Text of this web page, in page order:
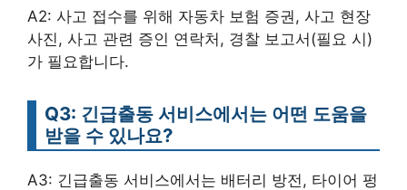
A2: 사고 접수를 위해 자동차 보험 증권, 사고 현장
사진, 사고 관련 증인 연락처, 경찰 보고서(필요 시)
가 필요합니다.
Q3: 긴급출동 서비스에서는 어떤 도움을
받을 수 있나요?
A3: 긴급출동 서비스에서는 배터리 방전, 타이어 펑